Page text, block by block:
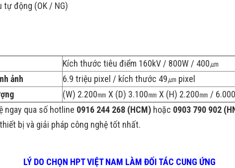
tự động (OK / NG)
Kích thước tiêu điểm 160kV / 800W / 400㎛
ảnh
6.9 triệu pixel / kích thước 49㎛ pixel
(W) 2.200㎜ X (D) 3.100㎜ X (H) 2.200㎜ /
ngay qua số hotline 0916 244 268 (HCM) hoặc 0903 790 902
bị và giải pháp công nghệ tốt nhất.
LÝ DO CHỌN HPT VIỆT NAM LÀM ĐỐI TÁC CUNG ỨNG